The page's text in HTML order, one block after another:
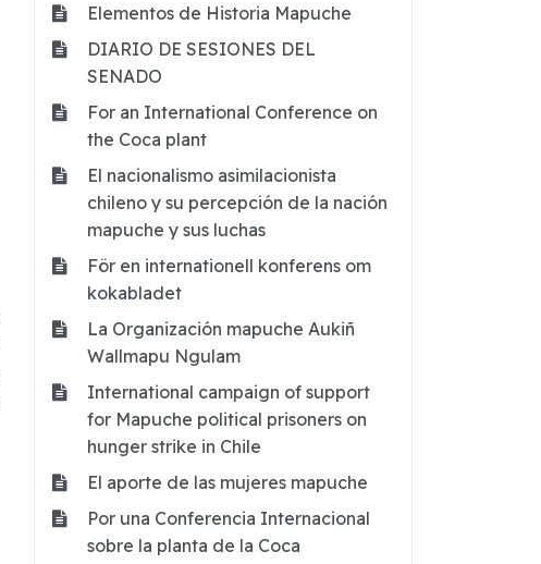
Elementos de Historia Mapuche
DIARIO DE SESIONES DEL
SENADO
For an International Conference on
the Coca plant
El nacionalismo asimilacionista
chileno y su percepción de la nación
mapuche y sus luchas
För en internationell konferens om
kokabladet
La Organización mapuche Aukiñ
Wallmapu Ngulam
International campaign of support
for Mapuche political prisoners on
hunger strike in Chile
El aporte de las mujeres mapuche
Por una Conferencia Internacional
sobre la planta de la Coca